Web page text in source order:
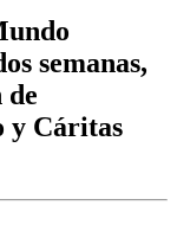
semanas,
de
y Cáritas